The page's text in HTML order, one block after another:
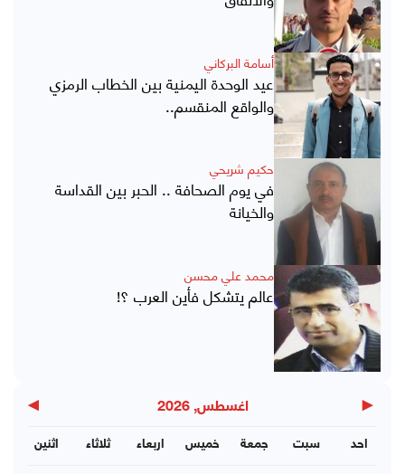
أسامة البركاني
عيد الوحدة اليمنية بين الخطاب الرمزي
والواقع المنقسم..
حكيم شريحي
في يوم الصحافة .. الحبر بين القداسة
والخيانة
محمد علي محسن
عالم يتشكل فأين العرب ؟!
◀ اغسطس, 2026 ▶
اثنين ثلاثاء اربعاء خميس جمعة سبت احد